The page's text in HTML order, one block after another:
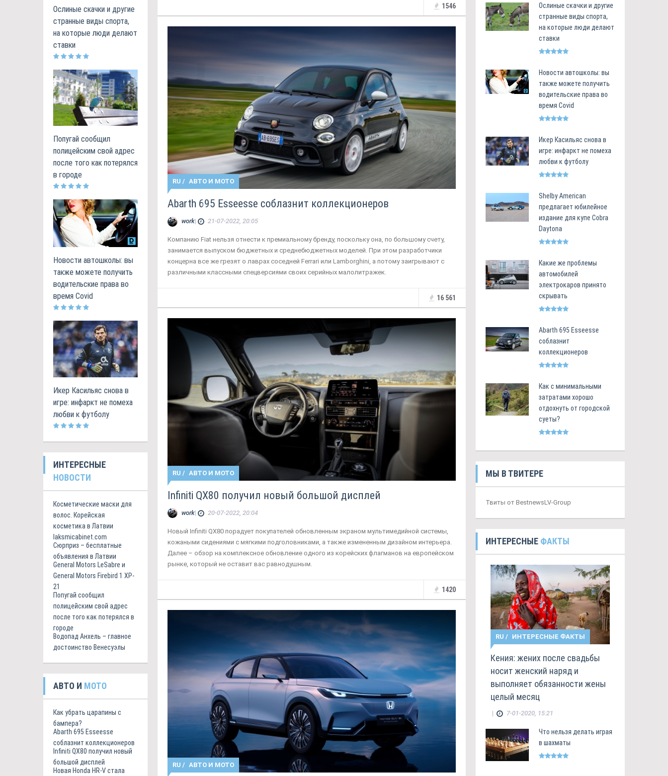
Ослиные скачки и другие
странные виды спорта,
на которые люди делают
ставки
Попугай сообщил
полицейским свой адрес
после того как потерялся
в городе
Новости автошколы: вы
также можете получить
водительские права во
время Covid
Икер Касильяс снова в
игре: инфаркт не помеха
любви к футболу
ИНТЕРЕСНЫЕ
НОВОСТИ
Косметические маски для
волос. Корейская
косметика в Латвии
laksmicabinet.com
Сюрприз – бесплатные
объявления в Латвии
General Motors LeSabre и
General Motors Firebird 1 XP-
21
Попугай сообщил
полицейским свой адрес
после того как потерялся в
городе
Водопад Анхель – главное
достоинство Венесуэлы
АВТО И МОТО
Как убрать царапины с
бампера?
Abarth 695 Esseesse
соблазнит коллекционеров
Infiniti QX80 получил новый
большой дисплей
Новая Honda HR-V стала
1546
RU / АВТО И МОТО
Abarth 695 Esseesse соблазнит коллекционеров
work| 21-07-2022, 20:05
Компанию Fiat нельзя отнести к премиальному бренду, поскольку она, по большому счету,
занимается выпуском бюджетных и среднебюджетных моделей. При этом разработчики
концерна все же грезят о лаврах соседней Ferrari или Lamborghini, а потому заигрывают с
различными классными спецверсиями своих серийных малолитражек.
16 561
RU / АВТО И МОТО
Infiniti QX80 получил новый большой дисплей
work| 20-07-2022, 20:04
Новый Infiniti QX80 порадует покупателей обновленным экраном мультимедийной системы,
кожаными сидениями с мягкими подголовниками, а также измененным дизайном интерьера.
Далее – обзор на комплексное обновление одного из корейских флагманов на европейском
рынке, который не оставит вас равнодушным.
1420
RU / АВТО И МОТО
Ослиные скачки и другие
странные виды спорта,
на которые люди делают
ставки
Новости автошколы: вы
также можете получить
водительские права во
время Covid
Икер Касильяс снова в
игре: инфаркт не помеха
любви к футболу
Shelby American
предлагает юбилейное
издание для купе Cobra
Daytona
Какие же проблемы
автомобилей
электрокаров принято
скрывать
Abarth 695 Esseesse
соблазнит
коллекционеров
Как с минимальными
затратами хорошо
отдохнуть от городской
суеты?
МЫ В ТВИТЕРЕ
Твиты от BestnewsLV-Group
ИНТЕРЕСНЫЕ ФАКТЫ
RU / ИНТЕРЕСНЫЕ ФАКТЫ
Кения: жених после свадьбы
носит женский наряд и
выполняет обязанности жены
целый месяц
| 7-01-2020, 15:21
Что нельзя делать играя
в шахматы